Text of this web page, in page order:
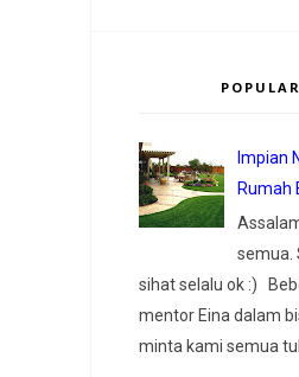
Impian
Rumah
semua.
sihat selalu ok :)
mentor Eina dalam
minta kami semua